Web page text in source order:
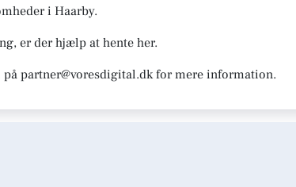
i Haarby.
er der hjælp at hente her.
partner@voresdigital.dk for mere information.